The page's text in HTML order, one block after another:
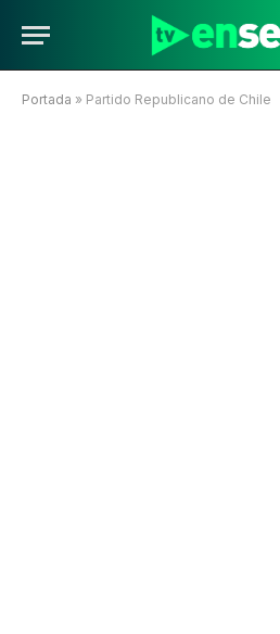
Portada » Partido Republicano de Chile